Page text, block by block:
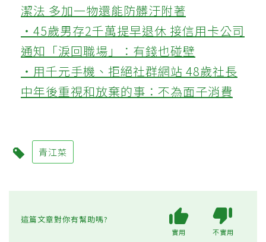
潔法 多加一物還能防髒汙附著
‧45歲男存2千萬提早退休 接信用卡公司
通知「淚回職場」：有錢也碰壁
‧用千元手機、拒絕社群網站 48歲社長
中年後重視和放棄的事：不為面子消費
青江菜
這篇文章對你有幫助嗎?
實用 不實用